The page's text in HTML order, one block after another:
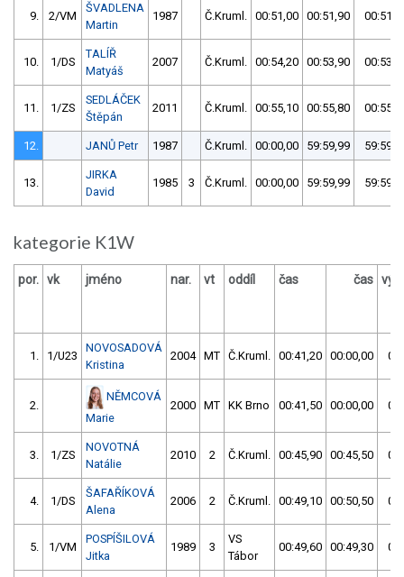
9. 2/VM
ŠVADLENA
Martin
1987 Č.Kruml. 00:51,00 00:51,90
10. 1/DS
TALÍŘ
Matyáš
2007 Č.Kruml. 00:54,20 00:53,90
11. 1/ZS
SEDLÁČEK
Štěpán
2011 Č.Kruml. 00:55,10 00:55,80
12. JANŮ Petr 1987 Č.Kruml. 00:00,00 59:59,99
13.
JIRKA
David
1985 3 Č.Kruml. 00:00,00 59:59,99
kategorie K1W
por. vk jméno nar. vt oddíl čas čas
1. 1/U23
NOVOSADOVÁ
Kristina
2004 MT Č.Kruml. 00:41,20 00:00,00
2.
NĚMCOVÁ
Marie
2000 MT KK Brno 00:41,50 00:00,00
3. 1/ZS
NOVOTNÁ
Natálie
2010 2 Č.Kruml. 00:45,90 00:45,50
4. 1/DS
ŠAFAŘÍKOVÁ
Alena
2006 2 Č.Kruml. 00:49,10 00:50,50
5. 1/VM
POSPÍŠILOVÁ
Jitka
1989 3
VS
Tábor
00:49,60 00:49,30